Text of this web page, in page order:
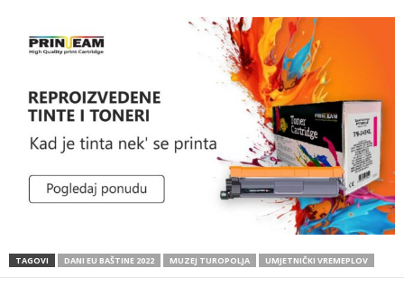
TAGOVI DANI EU BAŠTINE 2022 MUZEJ TUROPOLJA UMJETNIČKI VREMEPLOV